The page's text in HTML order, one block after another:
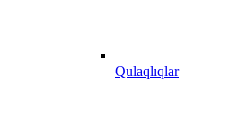
Qulaqlıqlar